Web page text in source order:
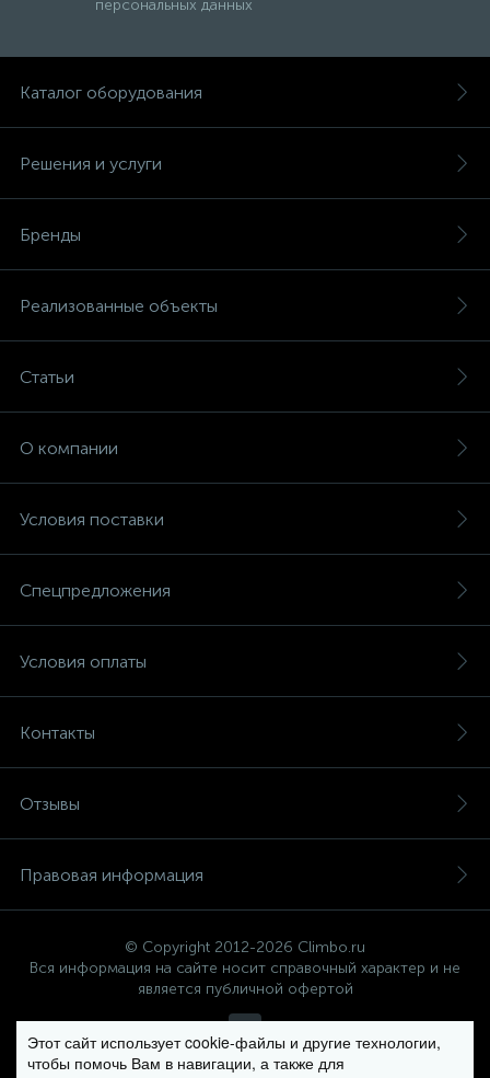
персональных данных
Каталог оборудования
Решения и услуги
Бренды
Реализованные объекты
Статьи
О компании
Условия поставки
Спецпредложения
Условия оплаты
Контакты
Отзывы
Правовая информация
© Copyright 2012-2026 Climbo.ru
Вся информация на сайте носит справочный характер и не
является публичной офертой
Политика компании в отношении обработки персональных
Этот сайт использует cookie-файлы и другие технологии,
чтобы помочь Вам в навигации, а также для